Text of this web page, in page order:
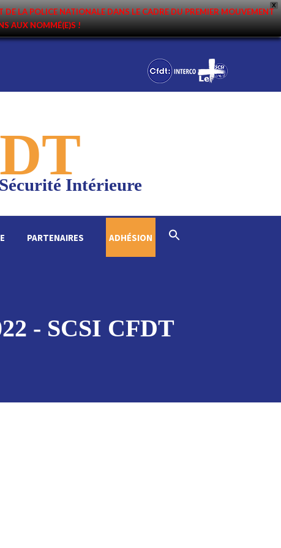
X
LA POLICE NATIONALE DANS LE CADRE DU PREMIER MOUVEMENT
AUX NOMMÉ(E)S !
Intérieure
PARTENAIRES ADHÉSION
- SCSI CFDT